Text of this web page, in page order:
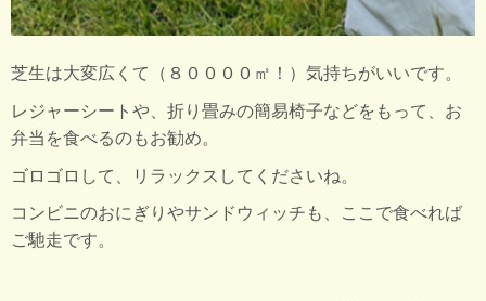
芝生は大変広くて（８００００㎡！）気持ちがいいです。
レジャーシートや、折り畳みの簡易椅子などをもって、お
弁当を食べるのもお勧め。
ゴロゴロして、リラックスしてくださいね。
コンビニのおにぎりやサンドウィッチも、ここで食べれば
ご馳走です。